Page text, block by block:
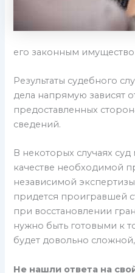
его законным
Результаты судебного
дела напрямую зависят
предоставленных
сведений.
В некоторых случаях суд
качестве необходимой
независимой
придется проигравшей
при восстановлении
нужно быть готовыми к
будет довольно
Не нашли ответа на